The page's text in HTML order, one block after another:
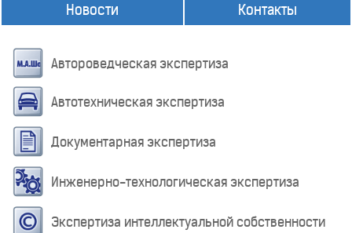
Новости
Контакты
Автороведческая экспертиза
Автотехническая экспертиза
Документарная экспертиза
Инженерно-технологическая экспертиза
Экспертиза интеллектуальной собственности